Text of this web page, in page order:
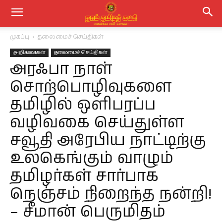
முகப்பு தலைமைச் செய்திகள்
அறிக்கைகள் தலைமைச் செய்திகள்
அரஃபா நாள்
சொற்பொழிவுகளை
தமிழில் ஒளிபரப்ப
வழிவகை செய்துள்ள
சவூதி அரேபிய நாட்டிற்கு
உலகெங்கும் வாழும்
தமிழர்கள் சார்பாக
நெஞ்சம் நிறைந்த நன்றி!
– சீமான் பெருமிதம்